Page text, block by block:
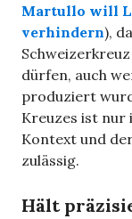
Martullo will
verhindern),
dürfen, auch
produziert
Kreuzes ist nur
Kontext und
zulässig.
Hält